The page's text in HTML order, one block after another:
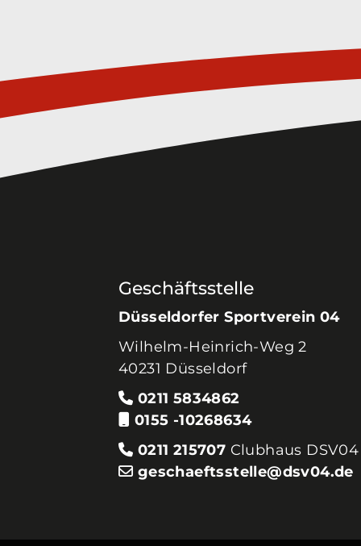
Geschäftsstelle
Düsseldorfer Sportverein 04
Wilhelm-Heinrich-Weg 2
40231 Düsseldorf
0211 5834862
0155 -10268634
0211 215707 Clubhaus DSV04
geschaeftsstelle@dsv04.de